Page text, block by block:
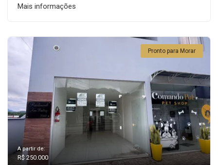
Mais informações
Pronto para Morar
A partir de:
R$ 250.000